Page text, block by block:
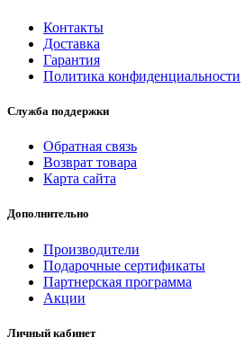
Контакты
Доставка
Гарантия
Политика конфиденциальности
Служба поддержки
Обратная связь
Возврат товара
Карта сайта
Дополнительно
Производители
Подарочные сертификаты
Партнерская программа
Акции
Личный кабинет